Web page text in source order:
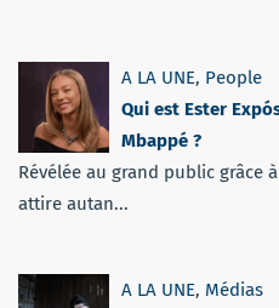
A LA UNE, People
Qui est Ester
Mbappé ?
Révélée au grand public grâce
attire autan...
A LA UNE, Médias